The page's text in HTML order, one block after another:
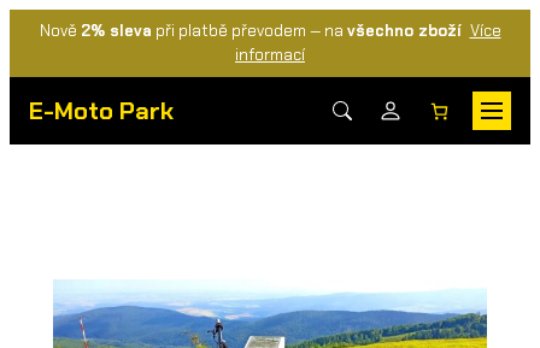
Nově 2% sleva při platbě převodem — na všechno zboží Více
informací
E-Moto Park